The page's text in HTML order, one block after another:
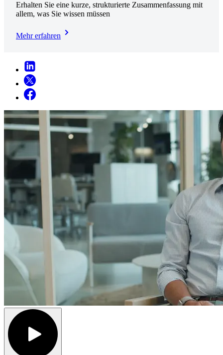
Erhalten Sie eine kurze, strukturierte Zusammenfassung mit
allem, was Sie wissen müssen
Mehr erfahren